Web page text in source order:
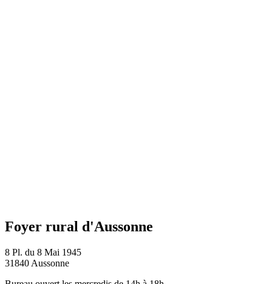
Foyer rural d'Aussonne
8 Pl. du 8 Mai 1945
31840 Aussonne